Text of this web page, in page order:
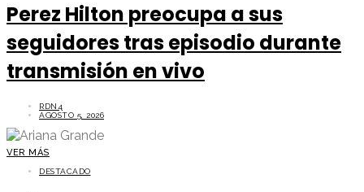
Perez Hilton preocupa a sus
seguidores tras episodio durante
transmisión en vivo
RDN4
AGOSTO 5, 2026
VER MÁS
DESTACADO